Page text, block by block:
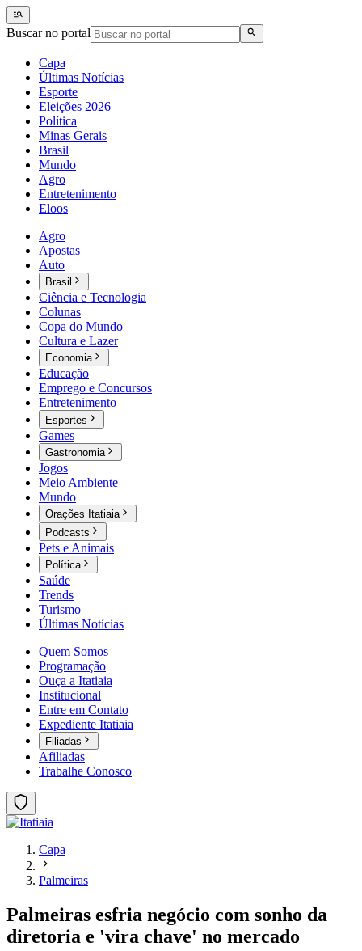
Buscar no portal
Capa
Últimas Notícias
Esporte
Eleições 2026
Política
Minas Gerais
Brasil
Mundo
Agro
Entretenimento
Eloos
Agro
Apostas
Auto
Brasil
Ciência e Tecnologia
Colunas
Copa do Mundo
Cultura e Lazer
Economia
Educação
Emprego e Concursos
Entretenimento
Esportes
Games
Gastronomia
Jogos
Meio Ambiente
Mundo
Orações Itatiaia
Podcasts
Pets e Animais
Política
Saúde
Trends
Turismo
Últimas Notícias
Quem Somos
Programação
Ouça a Itatiaia
Institucional
Entre em Contato
Expediente Itatiaia
Filiadas
Afiliadas
Trabalhe Conosco
Capa
Palmeiras
Palmeiras esfria negócio com sonho da
diretoria e 'vira chave' no mercado